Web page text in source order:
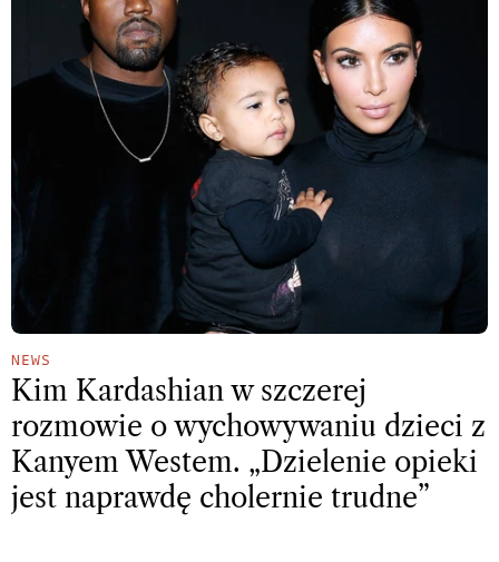
NEWS
Kim Kardashian w szczerej
rozmowie o wychowywaniu dzieci z
Kanyem Westem. „Dzielenie opieki
jest naprawdę cholernie trudne”